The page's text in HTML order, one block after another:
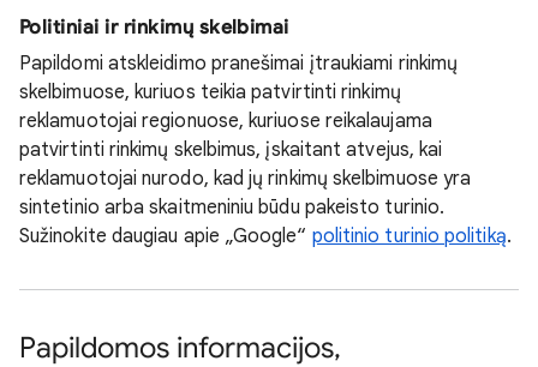
Politiniai ir rinkimų skelbimai
Papildomi atskleidimo pranešimai įtraukiami rinkimų
skelbimuose, kuriuos teikia patvirtinti rinkimų
reklamuotojai regionuose, kuriuose reikalaujama
patvirtinti rinkimų skelbimus, įskaitant atvejus, kai
reklamuotojai nurodo, kad jų rinkimų skelbimuose yra
sintetinio arba skaitmeniniu būdu pakeisto turinio.
Sužinokite daugiau apie „Google“ politinio turinio politiką.
Papildomos informacijos,